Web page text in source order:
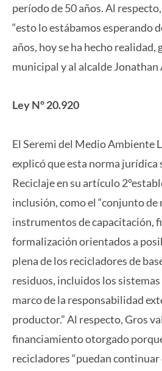
período de 50 años. Al
“esto lo estábamos esperando
años, hoy se ha hecho realidad,
municipal y al alcalde Jonathan
Ley Nº 20.920
El Seremi del Medio Ambiente
explicó que esta norma jurídica
Reciclaje en su artículo
inclusión, como el “conjunto de
instrumentos de capacitación,
formalización orientados a
plena de los recicladores de
residuos, incluidos los sistemas
marco de la responsabilidad
productor.” Al respecto, Gros
financiamiento otorgado
recicladores “puedan continuar